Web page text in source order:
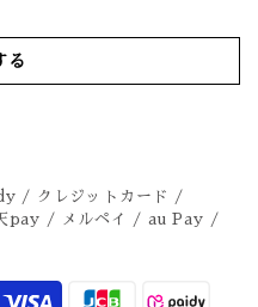
る
/ クレジットカード /
/ メルペイ / au Pay /